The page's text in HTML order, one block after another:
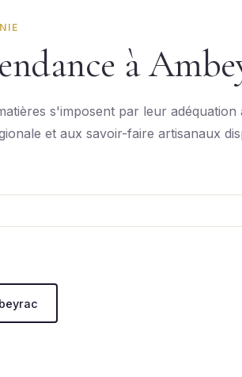
à
s'imposent par leur adéquation
et aux savoir-faire artisanaux